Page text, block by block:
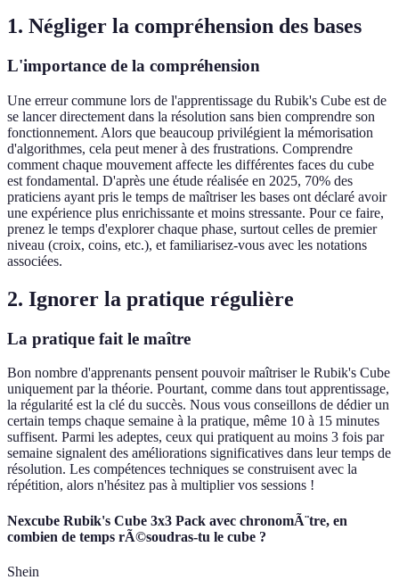
1. Négliger la compréhension des bases
L'importance de la compréhension
Une erreur commune lors de l'apprentissage du Rubik's Cube est de
se lancer directement dans la résolution sans bien comprendre son
fonctionnement. Alors que beaucoup privilégient la mémorisation
d'algorithmes, cela peut mener à des frustrations. Comprendre
comment chaque mouvement affecte les différentes faces du cube
est fondamental. D'après une étude réalisée en 2025, 70% des
praticiens ayant pris le temps de maîtriser les bases ont déclaré avoir
une expérience plus enrichissante et moins stressante. Pour ce faire,
prenez le temps d'explorer chaque phase, surtout celles de premier
niveau (croix, coins, etc.), et familiarisez-vous avec les notations
associées.
2. Ignorer la pratique régulière
La pratique fait le maître
Bon nombre d'apprenants pensent pouvoir maîtriser le Rubik's Cube
uniquement par la théorie. Pourtant, comme dans tout apprentissage,
la régularité est la clé du succès. Nous vous conseillons de dédier un
certain temps chaque semaine à la pratique, même 10 à 15 minutes
suffisent. Parmi les adeptes, ceux qui pratiquent au moins 3 fois par
semaine signalent des améliorations significatives dans leur temps de
résolution. Les compétences techniques se construisent avec la
répétition, alors n'hésitez pas à multiplier vos sessions !
Nexcube Rubik's Cube 3x3 Pack avec chronomÃ¨tre, en
combien de temps rÃ©soudras-tu le cube ?
Shein